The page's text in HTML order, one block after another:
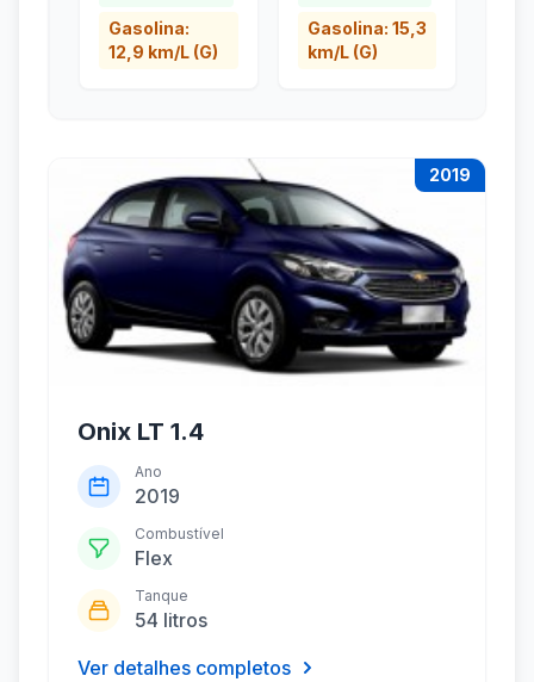
Gasolina:
12,9 km/L (G)
Gasolina: 15,3
km/L (G)
2019
Onix LT 1.4
Ano
2019
Combustível
Flex
Tanque
54 litros
Ver detalhes completos